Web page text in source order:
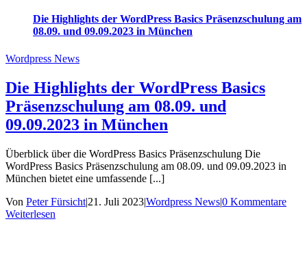
Die Highlights der WordPress Basics Präsenzschulung am
08.09. und 09.09.2023 in München
Wordpress News
Die Highlights der WordPress Basics
Präsenzschulung am 08.09. und
09.09.2023 in München
Überblick über die WordPress Basics Präsenzschulung Die
WordPress Basics Präsenzschulung am 08.09. und 09.09.2023 in
München bietet eine umfassende [...]
Von Peter Fürsicht|21. Juli 2023|Wordpress News|0 Kommentare
Weiterlesen